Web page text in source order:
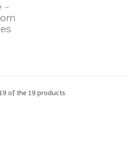
-
of the 19 products